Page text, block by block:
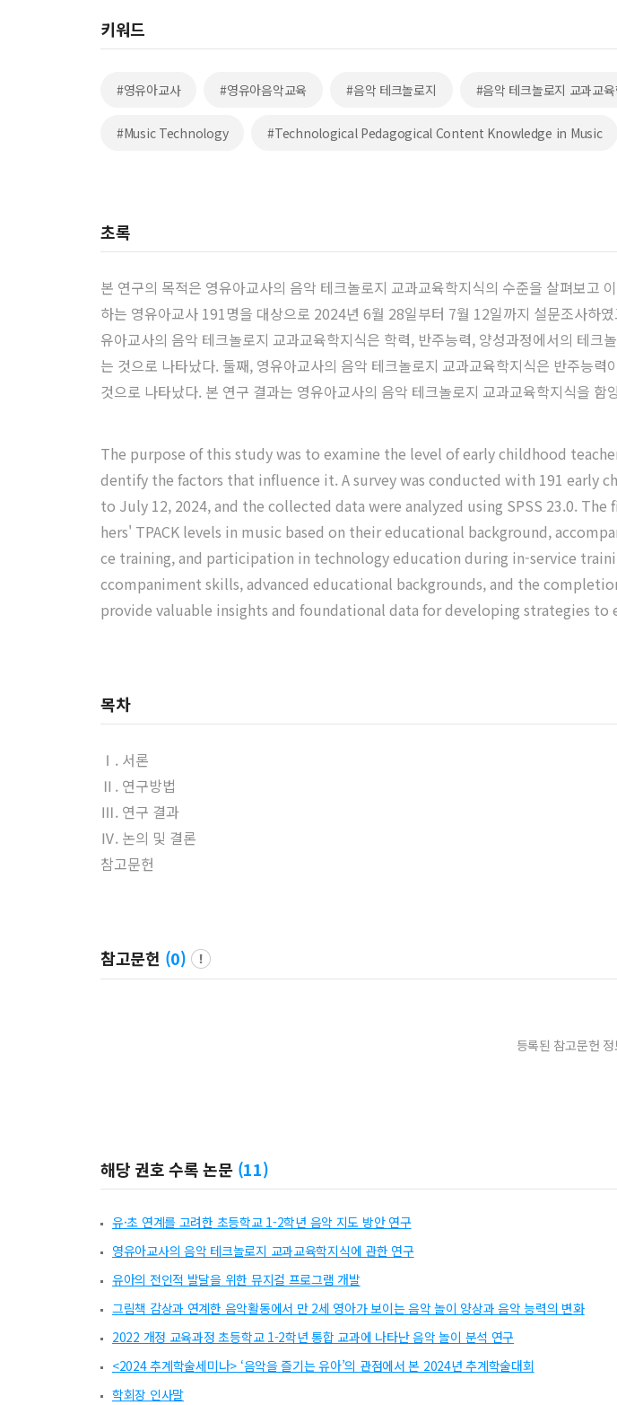
키워드
#영유아교사 #영유아음악교육 #음악 테크놀로지 #음악 테크놀로지 교과교
#Music Technology #Technological Pedagogical Content Knowledge in Music
초록
본 연구의 목적은 영유아교사의 음악 테크놀로지 교과교육학지식의 수준을 살펴보고
하는 영유아교사 191명을 대상으로 2024년 6월 28일부터 7월 12일까지 설문조사하
유아교사의 음악 테크놀로지 교과교육학지식은 학력, 반주능력, 양성과정에서의 테
는 것으로 나타났다. 둘째, 영유아교사의 음악 테크놀로지 교과교육학지식은 반주능
것으로 나타났다. 본 연구 결과는 영유아교사의 음악 테크놀로지 교과교육학지식을
The purpose of this study was to examine the level of early childhood
dentify the factors that influence it. A survey was conducted with 191 early
to July 12, 2024, and the collected data were analyzed using SPSS 23.0.
hers' TPACK levels in music based on their educational background,
ce training, and participation in technology education during in-service
ccompaniment skills, advanced educational backgrounds, and the
provide valuable insights and foundational data for developing strategies to
목차
Ⅰ. 서론
Ⅱ. 연구방법
Ⅲ. 연구 결과
Ⅳ. 논의 및 결론
참고문헌
참고문헌 (0)
등록된 참고문헌
해당 권호 수록 논문 (11)
유·초 연계를 고려한 초등학교 1-2학년 음악 지도 방안 연구
영유아교사의 음악 테크놀로지 교과교육학지식에 관한 연구
유아의 전인적 발달을 위한 뮤지컬 프로그램 개발
그림책 감상과 연계한 음악활동에서 만 2세 영아가 보이는 음악 놀이 양상과 음악 능력의 변화
2022 개정 교육과정 초등학교 1-2학년 통합 교과에 나타난 음악 놀이 분석 연구
<2024 추계학술세미나> ‘음악을 즐기는 유아’의 관점에서 본 2024년 추계학술대회
학회장 인사말